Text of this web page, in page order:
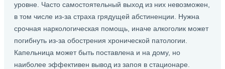
уровне. Часто самостоятельный выход из них невозможен,
в том числе из-за страха грядущей абстиненции. Нужна
срочная наркологическая помощь, иначе алкоголик может
погибнуть из-за обострения хронической патологии.
Капельница может быть поставлена и на дому, но
наиболее эффективен вывод из запоя в стационаре.